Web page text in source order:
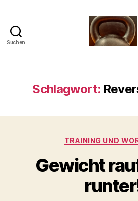
Suchen
der
Schlagwort:
TRAINING UND
Gewicht
o
n
b
-